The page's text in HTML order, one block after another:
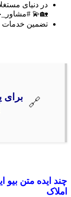
در دنیای
🏡💫
تضمین خدمات
برای
چند ایده متن بیو
املاک